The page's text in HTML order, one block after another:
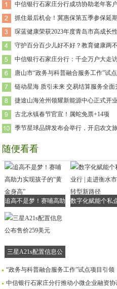
中信银行石家庄分行成功协助老年客
抓住最后机会！冀惠保第五季参保延
琛蓝健康荣获2023年度青岛市高成长性
守护百分百少儿好不好？教育健康两不
中信银行石家庄分行：千企万户大走
唐山市“政务与科普融合服务工作”试点
链动星海 质引未来 交易结算服务全面
捷途山海沧州领耀新能源中心正式开业
古北水镇春节官宣！属蛇免票+14项
季节星球品牌发布会举行，开启农文旅
随便看看
追高不是梦！赛哺高助
力实现孩子的“黄金身
数字化赋能个私
三星A21s配置信息公
“政务与科普融合服务工作”试点项目引领
中信银行石家庄分行推动小微企业融资协